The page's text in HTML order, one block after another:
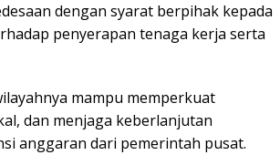
dengan syarat berpihak kepada
penyerapan tenaga kerja serta
mampu memperkuat
dan menjaga keberlanjutan
anggaran dari pemerintah pusat.